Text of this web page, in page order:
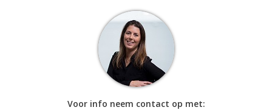
Voor info neem contact op met: